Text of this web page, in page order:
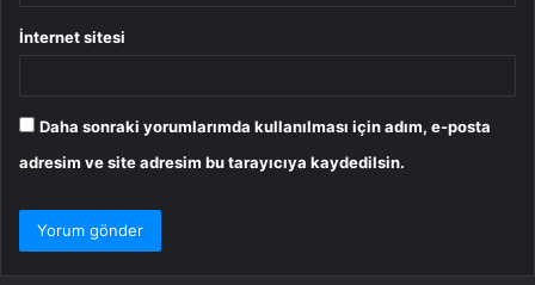
İnternet sitesi
Daha sonraki yorumlarımda kullanılması için adım, e-posta
adresim ve site adresim bu tarayıcıya kaydedilsin.